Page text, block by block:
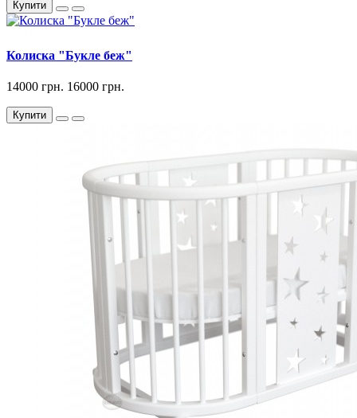
Купити
Колиска "Букле беж"
14000 грн. 16000 грн.
Купити